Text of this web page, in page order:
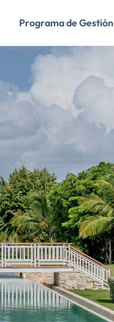
Programa de Gestión